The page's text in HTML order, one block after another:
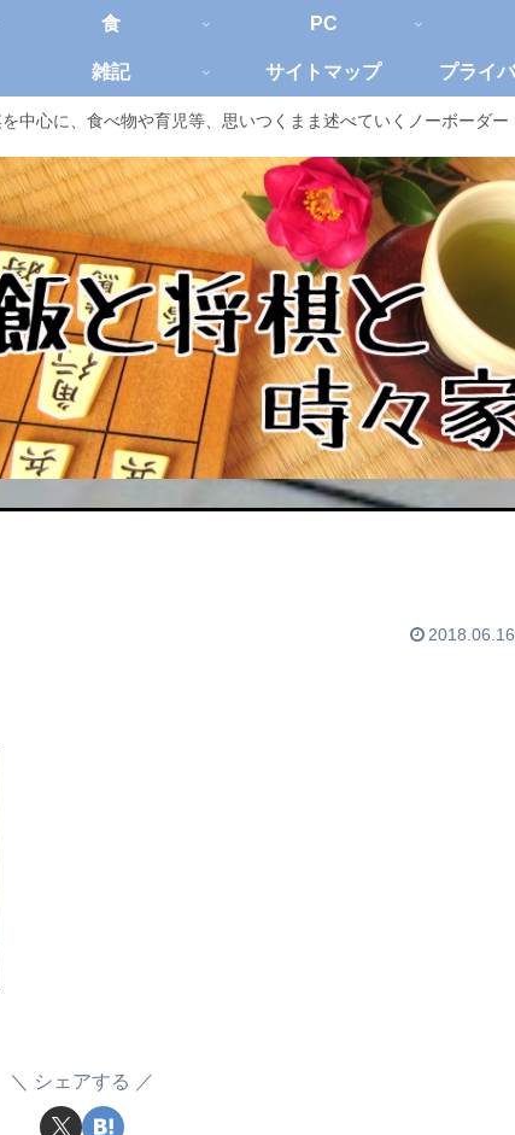
中心に、食べ物や育児等、思いつくまま述べていくノーボーダ
食 PC
雑記 サイトマップ プライ
2018.06.16
シェアする